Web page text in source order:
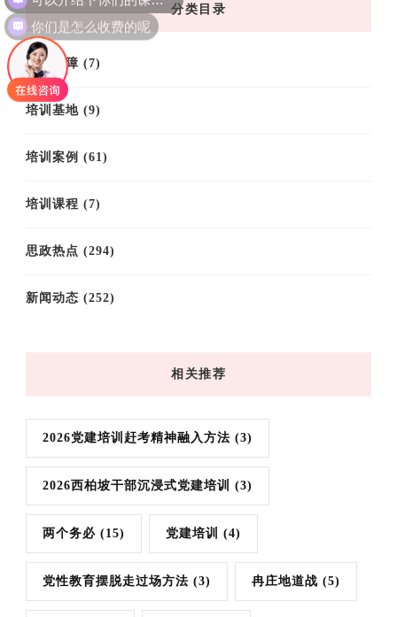
分类目录
后勤保障 (7)
培训基地 (9)
培训案例 (61)
培训课程 (7)
思政热点 (294)
新闻动态 (252)
相关推荐
2026党建培训赶考精神融入方法 (3)
2026西柏坡干部沉浸式党建培训 (3)
两个务必 (15) 党建培训 (4)
党性教育摆脱走过场方法 (3) 冉庄地道战 (5)
你们是怎么收费的呢